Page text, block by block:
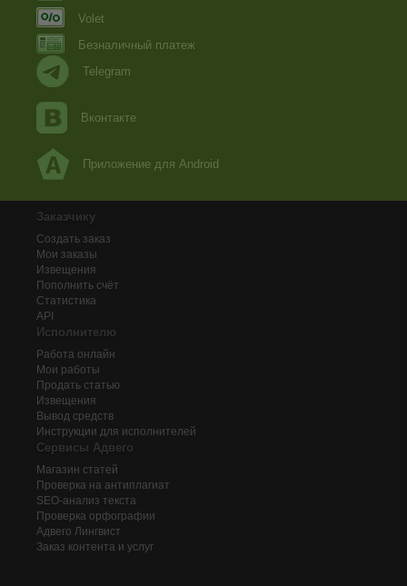
Volet
Безналичный платеж
Telegram
Вконтакте
Приложение для Android
Заказчику
Создать заказ
Мои заказы
Извещения
Пополнить счёт
Статистика
API
Исполнителю
Работа онлайн
Мои работы
Продать статью
Извещения
Вывод средств
Инструкции для исполнителей
Сервисы Адвего
Магазин статей
Проверка на антиплагиат
SEO-анализ текста
Проверка орфографии
Адвего Лингвист
Заказ контента и услуг